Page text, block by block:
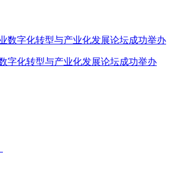
字化转型与产业化发展论坛成功举办